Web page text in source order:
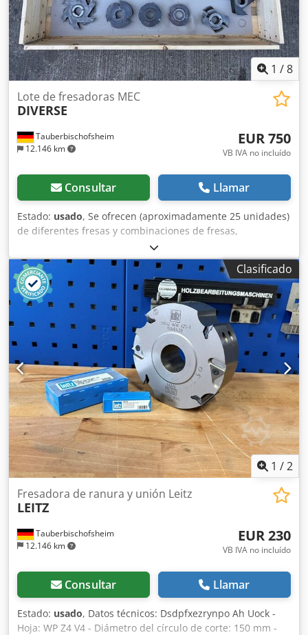
1 /8
Tauberbischofsheim
12.146 km
Lote de fresadoras MEC
DIVERSE
EUR 750
VB IVA no incluído
Consultar Llamar
Estado: usado, Se ofrecen (aproximadamente 25 unidades)
de diferentes fresas y combinaciones de fresas,
principalmente para avance MEC o sin identificación.
Dcodpfx Aozryn Ash Uek Datos técnicos: - Identificación:
sin identificación o MEC - Orificio: 40 mm - Peso: ~100 kg
Clasificado
1 /2
Tauberbischofsheim
12.146 km
Fresadora de ranura y unión Leitz
LEITZ
EUR 230
VB IVA no incluído
Consultar Llamar
Estado: usado, Datos técnicos: Dsdpfxezrynpo Ah Uock -
Hoja: WP Z4 V4 - Diámetro del círculo de corte: 150 mm -